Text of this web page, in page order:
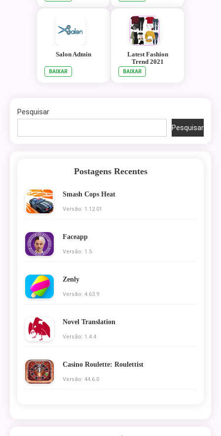
Salon Admin
BAIXAR
Latest Fashion
Trend 2021
BAIXAR
Pesquisar
Pesquisar
Postagens Recentes
Smash Cops Heat
Versão: 1.12.01
Faceapp
Versão: 1.5
Zenly
Versão: 4.63.9
Novel Translation
Versão: 1.4.4
Casino Roulette: Roulettist
Versão: 44.6.0